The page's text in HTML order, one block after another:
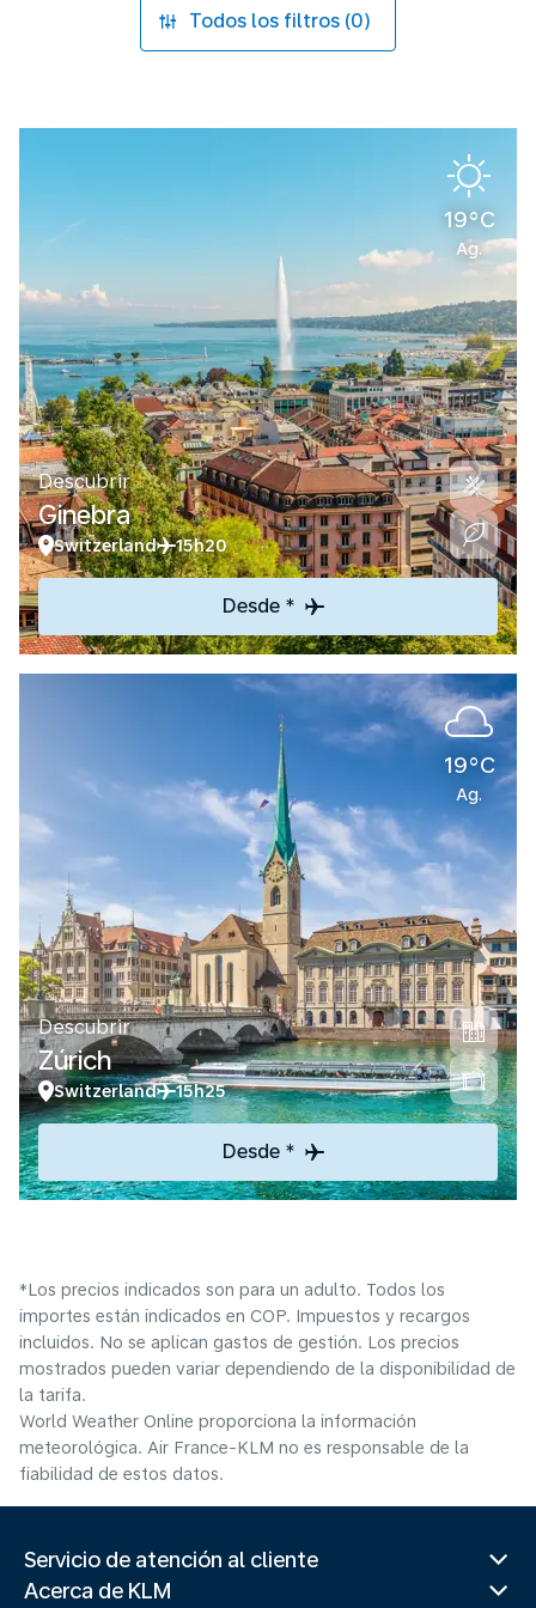
Todos los filtros (0)
19°C
Ag.
Descubrir
Ginebra
Switzerland 15h20
Desde *
19°C
Ag.
Descubrir
Zúrich
Switzerland 15h25
Desde *
*Los precios indicados son para un adulto. Todos los
importes están indicados en COP. Impuestos y recargos
incluidos. No se aplican gastos de gestión. Los precios
mostrados pueden variar dependiendo de la disponibilidad de
la tarifa.
World Weather Online proporciona la información
meteorológica. Air France-KLM no es responsable de la
fiabilidad de estos datos.
Servicio de atención al cliente
Acerca de KLM